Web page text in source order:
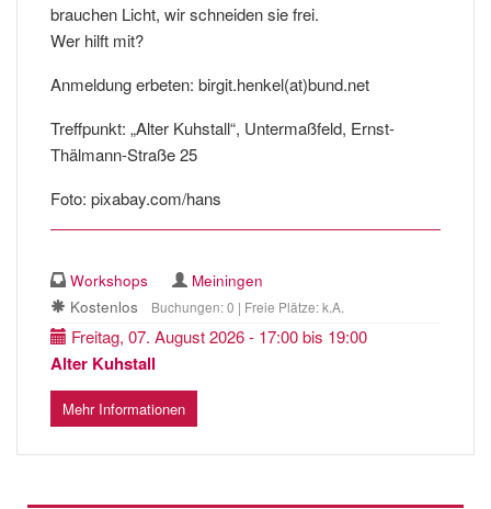
brauchen Licht, wir schneiden sie frei.
Wer hilft mit?
Anmeldung erbeten: birgit.henkel(at)bund.net
Treffpunkt: „Alter Kuhstall“, Untermaßfeld, Ernst-
Thälmann-Straße 25
Foto: pixabay.com/hans
Workshops
Meiningen
Kostenlos
Buchungen: 0 | Freie Plätze: k.A.
Freitag, 07. August 2026 - 17:00 bis 19:00
Alter Kuhstall
Mehr Informationen